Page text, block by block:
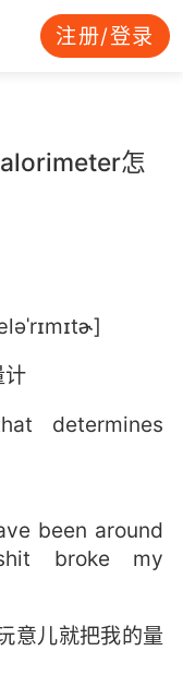
注册/登录
怎
计
determines
been around
broke my
意儿就把我的量